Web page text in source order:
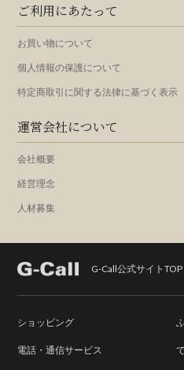
ご利用にあたって
お買い物について
個人情報の保護について
特定商取引に関する法律に基づく表示
運営会社について
会社概要
経営理念
人材募集
G-Call公式サイトTOP
ショッピング
電話・通信サービス